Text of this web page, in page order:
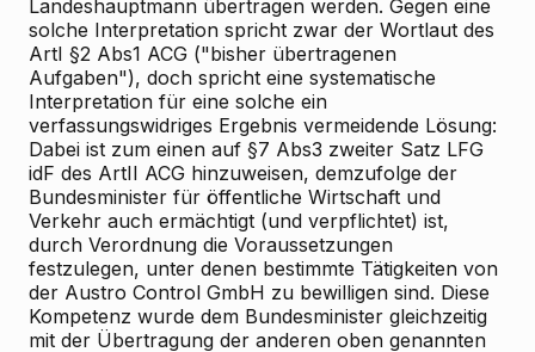
Landeshauptmann übertragen werden. Gegen eine
solche Interpretation spricht zwar der Wortlaut des
ArtI §2 Abs1 ACG ("bisher übertragenen
Aufgaben"), doch spricht eine systematische
Interpretation für eine solche ein
verfassungswidriges Ergebnis vermeidende Lösung:
Dabei ist zum einen auf §7 Abs3 zweiter Satz LFG
idF des ArtII ACG hinzuweisen, demzufolge der
Bundesminister für öffentliche Wirtschaft und
Verkehr auch ermächtigt (und verpflichtet) ist,
durch Verordnung die Voraussetzungen
festzulegen, unter denen bestimmte Tätigkeiten von
der Austro Control GmbH zu bewilligen sind. Diese
Kompetenz wurde dem Bundesminister gleichzeitig
mit der Übertragung der anderen oben genannten